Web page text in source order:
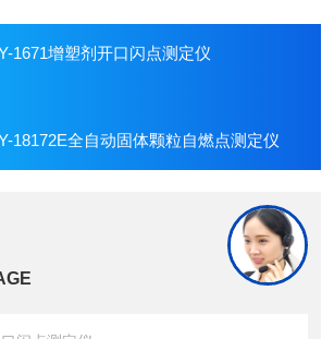
1671增塑剂开口闪点测定仪
18172E全自动固体颗粒自燃点测定仪